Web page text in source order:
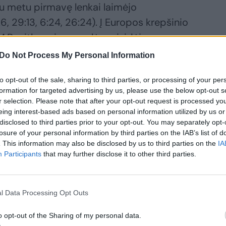
Do Not Process My Personal Information
opt-out of the sale, sharing to third parties, or processing of your
for targeted advertising by us, please use the below opt-out
selection. Please note that after your opt-out request is processed
interest-based ads based on personal information utilized by us
to third parties prior to your opt-out. You may separately
of your personal information by third parties on the IAB’s list of
This information may also be disclosed by us to third parties on the
Participants that may further disclose it to other third parties.
Data Processing Opt Outs
opt-out of the Sharing of my personal data.
metu pirmavę lenkai laimėjo
29:13, 6:24, 26:24). Į Europos krepšinio
prie pergalės prisidėjo
16 kamuolių, atlikdamas 10
41 naudingumo balą.
abi komandos įsivėlė į uraganinį
nesibaiminę Lietuvos kaimynai
15:11.
žvaigždė Luka Dončičius ėmėsi
savo komandos draugų. Tuo metu
pirmųjų dešimties minučių pirmavo